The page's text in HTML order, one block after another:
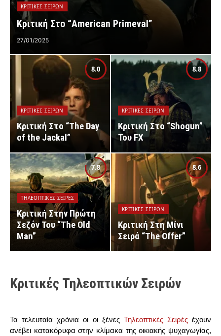
ΚΡΙΤΙΚΈΣ ΣΕΙΡΏΝ
Κριτική Στο “American Primeval”
27/01/2025
8.0
ΚΡΙΤΙΚΈΣ ΣΕΙΡΏΝ
Κριτική Στο “The Day
of the Jackal”
8.8
ΚΡΙΤΙΚΈΣ ΣΕΙΡΏΝ
Κριτική Στο “Shogun”
Του FX
7.8
ΤΗΛΕΟΠΤΙΚΈΣ ΣΕΙΡΈΣ
Κριτική Στην Πρώτη
Σεζόν Του “The Old
Man”
8.6
ΚΡΙΤΙΚΈΣ ΣΕΙΡΏΝ
Κριτική Στη Μίνι
Σειρά “The Offer”
Κριτικές Τηλεοπτικών Σειρών
Τα τελευταία χρόνια οι οι ξένες Τηλεοπτικές Σειρέςέχουν
ανέβει κατακόρυφα στην κλίμακα της οικιακής ψυχαγωγίας,